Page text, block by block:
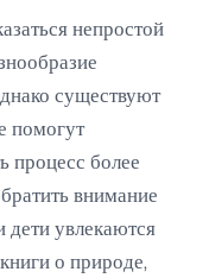
непростой
существуют
помогут
процесс более
внимание
дети увлекаются
о природе,